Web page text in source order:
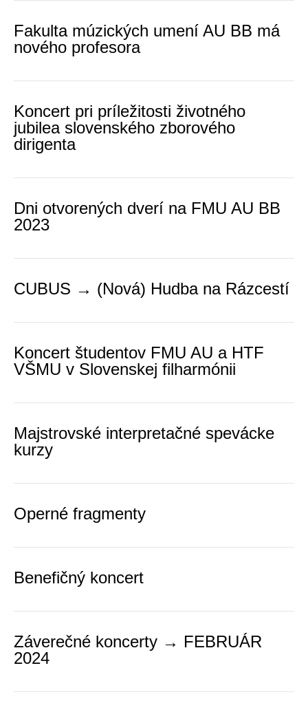
Fakulta múzických umení AU BB má
nového profesora
Koncert pri príležitosti životného
jubilea slovenského zborového
dirigenta
Dni otvorených dverí na FMU AU BB
2023
CUBUS → (Nová) Hudba na Rázcestí
Koncert študentov FMU AU a HTF
VŠMU v Slovenskej filharmónii
Majstrovské interpretačné spevácke
kurzy
Operné fragmenty
Benefičný koncert
Záverečné koncerty → FEBRUÁR
2024